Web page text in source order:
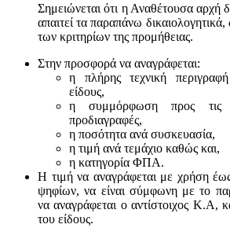
Σημειώνεται ότι η Αναθέτουσα αρχή
απαιτεί τα παραπάνω
των κριτηρίων της προμήθειας.
Στην προσφορά να αναγράφεται:
η πλήρης τεχνική
είδους,
η συμμόρφωση προς τις
προδιαγραφές,
η ποσότητα ανά συσκευασία,
η τιμή ανά τεμάχιο καθώς και,
η κατηγορία ΦΠΑ.
Η τιμή να αναγράφεται με χρήση
ψηφίων, να είναι σύμφωνη με το
να αναγράφεται ο αντίστοιχος Κ.Α,
του είδους.